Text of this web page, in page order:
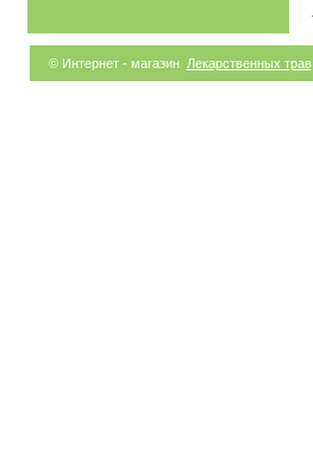
© Интернет - магазин Лекарственных трав